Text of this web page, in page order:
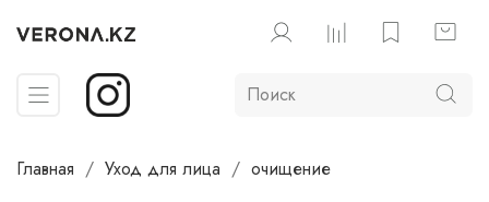
Главная Уход для лица очищение